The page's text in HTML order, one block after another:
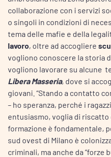
collaborazione con i servizi
o singoli in condizioni di
tema delle mafie e della
lavoro, oltre ad accogliere
vogliono conoscere la storia
vogliono lavorare su alcune
Libera Masseria, dove si
giovani. “Stando a contatto
– ho speranza, perché i
entusiasmo, voglia di riscatto
formazione è fondamentale,
sud ovest di Milano è
criminali, ma anche da “forze